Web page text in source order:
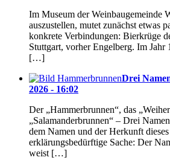
Im Museum der Weinbaugemeinde
auszustellen, mutet zunächst etwas
konkrete Verbindungen: Bierkrüge
Stuttgart, vorher Engelberg. Im Jahr
[…]
Drei
2026 - 16:02
Der „Hammerbrunnen“, das
„Salamanderbrunnen“ – Drei
dem Namen und der Herkunft
erklärungsbedürftige Sache: Der
weist […]